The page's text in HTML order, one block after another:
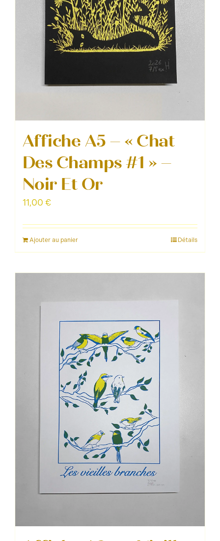
Affiche A5 – « Chat
Des Champs #1 » –
Noir Et Or
11,00 €
Ajouter au panier Détails